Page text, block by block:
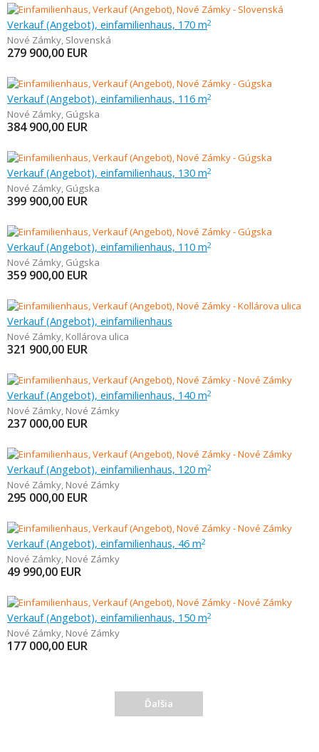
Verkauf (Angebot), einfamilienhaus, 170 m2
Nové Zámky, Slovenská
279 900,00 EUR
Verkauf (Angebot), einfamilienhaus, 116 m2
Nové Zámky, Gúgska
384 900,00 EUR
Verkauf (Angebot), einfamilienhaus, 130 m2
Nové Zámky, Gúgska
399 900,00 EUR
Verkauf (Angebot), einfamilienhaus, 110 m2
Nové Zámky, Gúgska
359 900,00 EUR
Verkauf (Angebot), einfamilienhaus
Nové Zámky, Kollárova ulica
321 900,00 EUR
Verkauf (Angebot), einfamilienhaus, 140 m2
Nové Zámky, Nové Zámky
237 000,00 EUR
Verkauf (Angebot), einfamilienhaus, 120 m2
Nové Zámky, Nové Zámky
295 000,00 EUR
Verkauf (Angebot), einfamilienhaus, 46 m2
Nové Zámky, Nové Zámky
49 990,00 EUR
Verkauf (Angebot), einfamilienhaus, 150 m2
Nové Zámky, Nové Zámky
177 000,00 EUR
Ďalšia